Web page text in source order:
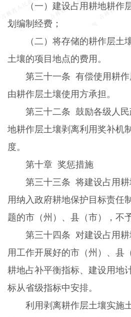
（一）建设占用耕地耕作
划编制经费；
（二）将存储的耕作层土
土壤的项目地点的费用。
第三十一条 有偿使用耕作
由耕作层土壤使用方承担。
第三十二条 鼓励各级人
地耕作层土壤剥离利用奖补机
度。
第十章 奖惩措施
第三十三条 将建设占用
用纳入政府耕地保护目标责任
题的市（州）、县（市），不
第三十四条 对建设占用
用工作开展好的市（州）、县
耕地占补平衡指标、建设用地
标从省级指标中安排。
利用剥离耕作层土壤实施